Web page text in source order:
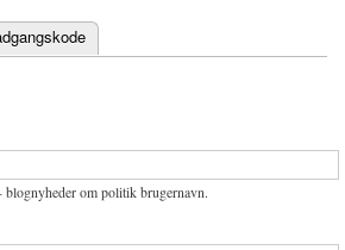
om politik brugernavn.